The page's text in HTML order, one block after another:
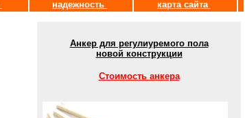
надежность карта сайта
Анкер для регулиуремого пола
новой конструкции
Стоимость анкера